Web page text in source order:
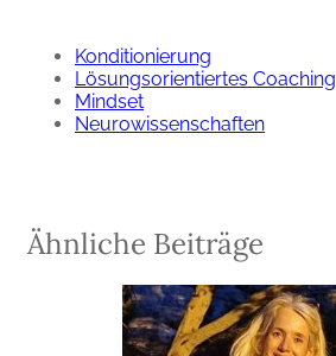
Konditionierung
Lösungsorientiertes Coaching
Mindset
Neurowissenschaften
Ähnliche Beiträge